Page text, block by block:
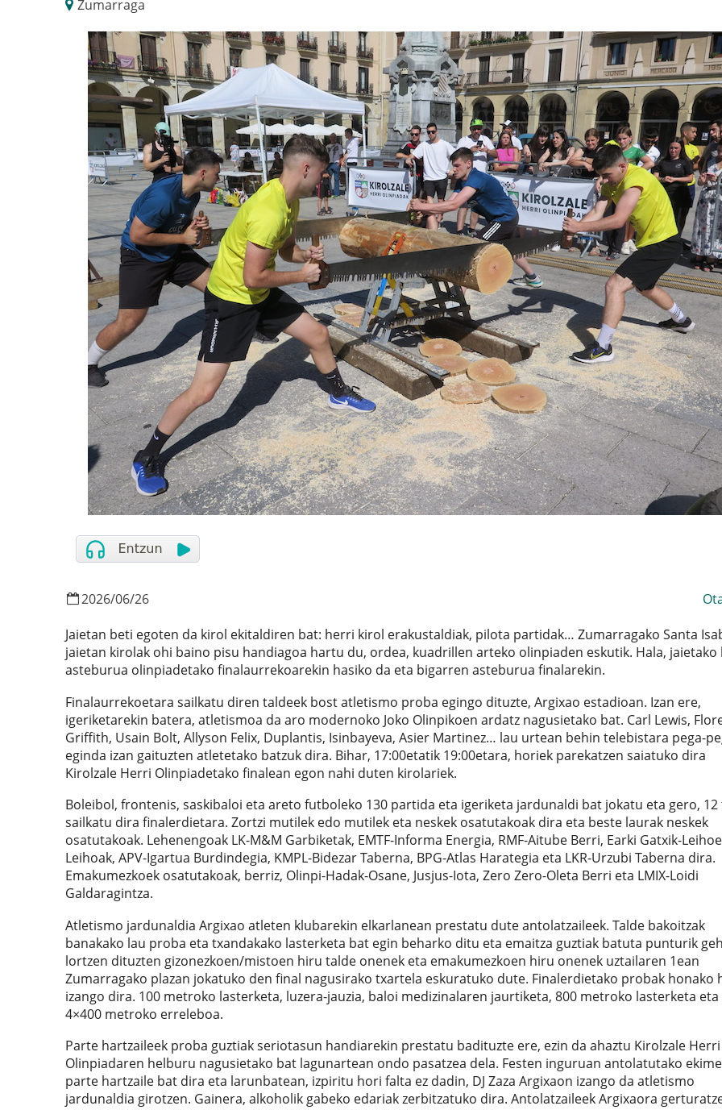
Zumarraga
2026/06/26
Jaietan beti egoten da kirol ekitaldiren bat: herri kirol erakustaldiak, pilota partidak… Zumarragako Santa
jaietan kirolak ohi baino pisu handiagoa hartu du, ordea, kuadrillen arteko olinpiaden eskutik. Hala, jaietako
asteburua olinpiadetako finalaurrekoarekin hasiko da eta bigarren asteburua finalarekin.
Finalaurrekoetara sailkatu diren taldeek bost atletismo proba egingo dituzte, Argixao estadioan. Izan ere,
igeriketarekin batera, atletismoa da aro modernoko Joko Olinpikoen ardatz nagusietako bat. Carl Lewis,
Griffith, Usain Bolt, Allyson Felix, Duplantis, Isinbayeva, Asier Martinez… lau urtean behin telebistara pega-
eginda izan gaituzten atletetako batzuk dira. Bihar, 17:00etatik 19:00etara, horiek parekatzen saiatuko dira
Kirolzale Herri Olinpiadetako finalean egon nahi duten kirolariek.
Boleibol, frontenis, saskibaloi eta areto futboleko 130 partida eta igeriketa jardunaldi bat jokatu eta gero, 12
sailkatu dira finalerdietara. Zortzi mutilek edo mutilek eta neskek osatutakoak dira eta beste laurak neskek
osatutakoak. Lehenengoak LK-M&M Garbiketak, EMTF-Informa Energia, RMF-Aitube Berri, Earki Gatxik-
Leihoak, APV-Igartua Burdindegia, KMPL-Bidezar Taberna, BPG-Atlas Harategia eta LKR-Urzubi Taberna dira.
Emakumezkoek osatutakoak, berriz, Olinpi-Hadak-Osane, Jusjus-Iota, Zero Zero-Oleta Berri eta LMIX-Loidi
Galdaragintza.
Atletismo jardunaldia Argixao atleten klubarekin elkarlanean prestatu dute antolatzaileek. Talde bakoitzak
banakako lau proba eta txandakako lasterketa bat egin beharko ditu eta emaitza guztiak batuta punturik
lortzen dituzten gizonezkoen/mistoen hiru talde onenek eta emakumezkoen hiru onenek uztailaren 1ean
Zumarragako plazan jokatuko den final nagusirako txartela eskuratuko dute. Finalerdietako probak honako
izango dira. 100 metroko lasterketa, luzera-jauzia, baloi medizinalaren jaurtiketa, 800 metroko lasterketa eta
4×400 metroko erreleboa.
Parte hartzaileek proba guztiak seriotasun handiarekin prestatu badituzte ere, ezin da ahaztu Kirolzale Herri
Olinpiadaren helburu nagusietako bat lagunartean ondo pasatzea dela. Festen inguruan antolatutako
parte hartzaile bat dira eta larunbatean, izpiritu hori falta ez dadin, DJ Zaza Argixaon izango da atletismo
jardunaldia girotzen. Gainera, alkoholik gabeko edariak zerbitzatuko dira. Antolatzaileek Argixaora